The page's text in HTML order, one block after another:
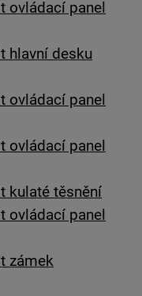
ovládací panel
hlavní desku
ovládací panel
ovládací panel
kulaté těsnění
ovládací panel
zámek